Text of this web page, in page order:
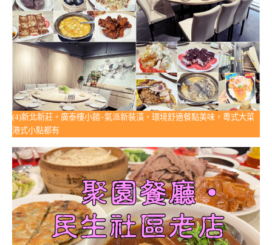
(4)新北新莊。廣泰樓小館~氣派新裝潢，環境舒適餐點美味，粵式大菜
港式小點都有